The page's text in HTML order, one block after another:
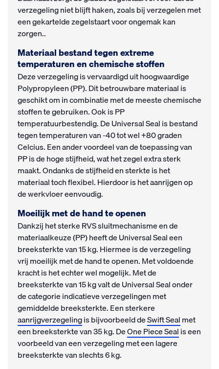
verzegeling niet blijft haken, zoals bij verzegelen met
een gekartelde zegelstaart voor ongemak kan
zorgen..
Materiaal bestand tegen extreme
temperaturen en chemische stoffen
Deze verzegeling is vervaardigd uit hoogwaardige
Polypropyleen (PP). Dit betrouwbare materiaal is
geschikt om in combinatie met de meeste chemische
stoffen te gebruiken. Ook is PP
temperatuurbestendig. De Universal Seal is bestand
tegen temperaturen van -40 tot wel +80 graden
Celcius. Een ander voordeel van de toepassing van
PP is de hoge stijfheid, wat het zegel extra sterk
maakt. Ondanks de stijfheid en sterkte is het
materiaal toch flexibel. Hierdoor is het aanrijgen op
de werkvloer eenvoudig.
Moeilijk met de hand te openen
Dankzij het sterke RVS sluitmechanisme en de
materiaalkeuze (PP) heeft de Universal Seal een
breeksterkte van 15 kg. Hiermee is de verzegeling
vrij moeilijk met de hand te openen. Met voldoende
kracht is het echter wel mogelijk. Met de
breeksterkte van 15 kg valt de Universal Seal onder
de categorie indicatieve verzegelingen met
gemiddelde breeksterkte. Een sterkere
aanrijgverzegelingis bijvoorbeeld deSwift Sealmet
een breeksterkte van 35 kg. DeOne Piece Sealis een
voorbeeld van een verzegeling met een lagere
breeksterkte van slechts 6 kg.